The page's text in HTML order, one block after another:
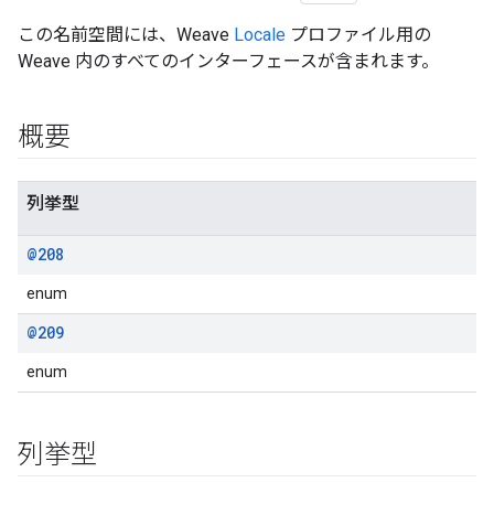
この名前空間には、Weave Locale プロファイル用の
Weave 内のすべてのインターフェースが含まれます。
概要
列挙型
@208
enum
@209
enum
列挙型